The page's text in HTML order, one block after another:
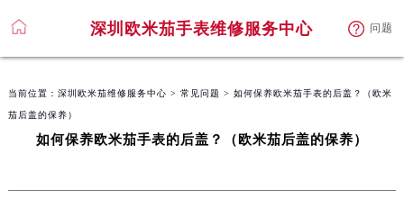
深圳欧米茄手表维修服务中心 问题
当前位置： 深圳欧米茄维修服务中心 > 常见问题 > 如何保养欧米茄手表的后盖？（欧米
茄后盖的保养）
如何保养欧米茄手表的后盖？（欧米茄后盖的保养）